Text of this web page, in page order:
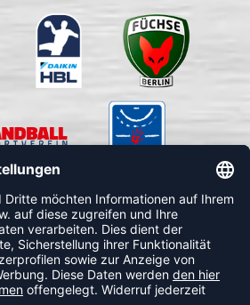
FOLLOW US